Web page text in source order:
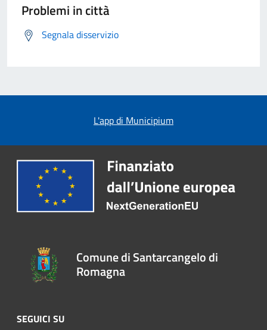
Problemi in città
Segnala disservizio
L'app di Municipium
Comune di Santarcangelo di
Romagna
SEGUICI SU